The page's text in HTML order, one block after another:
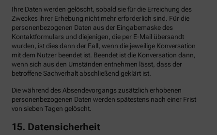
Ihre Daten werden gelöscht, sobald sie für die Erreichung des
Zweckes ihrer Erhebung nicht mehr erforderlich sind. Für die
personenbezogenen Daten aus der Eingabemaske des
Kontaktformulars und diejenigen, die per E-Mail übersandt
wurden, ist dies dann der Fall, wenn die jeweilige Konversation
mit dem Nutzer beendet ist. Beendet ist die Konversation dann,
wenn sich aus den Umständen entnehmen lässt, dass der
betroffene Sachverhalt abschließend geklärt ist.
Die während des Absendevorgangs zusätzlich erhobenen
personenbezogenen Daten werden spätestens nach einer Frist
von sieben Tagen gelöscht.
15. Datensicherheit